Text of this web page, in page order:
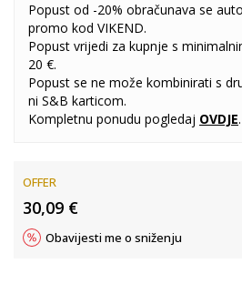
Popust od -20% obračunava se
promo kod VIKEND.
Popust vrijedi za kupnje s
20 €.
Popust se ne može kombinirati s
ni S&B karticom.
Kompletnu ponudu pogledaj OVDJE.
OFFER
30,09 €
Obavijesti me o sniženju